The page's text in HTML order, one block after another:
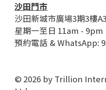
沙田門市
沙田新城市廣場3期3樓
星期一至日 11am - 9pm
預約電話 & WhatsApp:
© 2026 by Trillion